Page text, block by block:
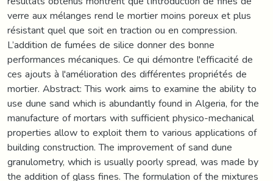
verre aux mélanges rend le mortier moins poreux et plus
résistant quel que soit en traction ou en compression.
L’addition de fumées de silice donner des bonne
performances mécaniques. Ce qui démontre l'efficacité de
ces ajouts à l'amélioration des différentes propriétés de
mortier. Abstract: This work aims to examine the ability to
use dune sand which is abundantly found in Algeria, for the
manufacture of mortars with sufficient physico-mechanical
properties allow to exploit them to various applications of
building construction. The improvement of sand dune
granulometry, which is usually poorly spread, was made by
the addition of glass fines. The formulation of the mixtures